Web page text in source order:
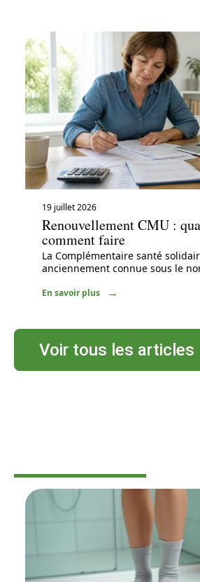
19 juillet 2026
Renouvellement CMU :
comment faire
La Complémentaire santé
anciennement connue sous le
En savoir plus
Voir tous les articles